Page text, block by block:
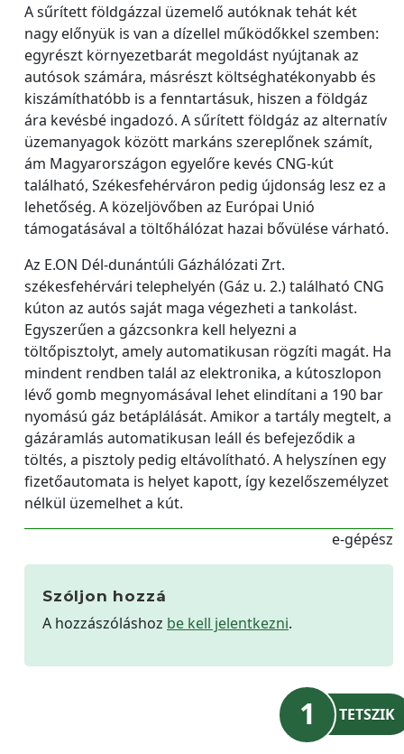
A sűrített földgázzal üzemelő autóknak tehát két
nagy előnyük is van a dízellel működőkkel szemben:
egyrészt környezetbarát megoldást nyújtanak az
autósok számára, másrészt költséghatékonyabb és
kiszámíthatóbb is a fenntartásuk, hiszen a földgáz
ára kevésbé ingadozó. A sűrített földgáz az alternatív
üzemanyagok között markáns szereplőnek számít,
ám Magyarországon egyelőre kevés CNG-kút
található, Székesfehérváron pedig újdonság lesz ez a
lehetőség. A közeljövőben az Európai Unió
támogatásával a töltőhálózat hazai bővülése várható.
Az E.ON Dél-dunántúli Gázhálózati Zrt.
székesfehérvári telephelyén (Gáz u. 2.) található CNG
kúton az autós saját maga végezheti a tankolást.
Egyszerűen a gázcsonkra kell helyezni a
töltőpisztolyt, amely automatikusan rögzíti magát. Ha
mindent rendben talál az elektronika, a kútoszlopon
lévő gomb megnyomásával lehet elindítani a 190 bar
nyomású gáz betáplálását. Amikor a tartály megtelt, a
gázáramlás automatikusan leáll és befejeződik a
töltés, a pisztoly pedig eltávolítható. A helyszínen egy
fizetőautomata is helyet kapott, így kezelőszemélyzet
nélkül üzemelhet a kút.
e-gépész
Szóljon hozzá
A hozzászóláshoz be kell jelentkezni.
1 TETSZIK